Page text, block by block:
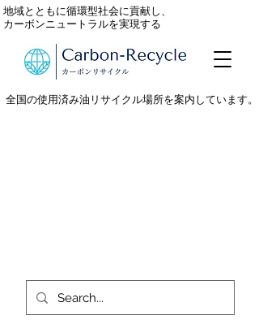
全国の使用済み油リサイクル場所を案内しています。
地域とともに循環型社会に貢献し、
カーボンニュートラルを実現する